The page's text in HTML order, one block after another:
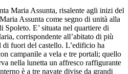
Maria Assunta, risalente agli inizi del
Assunta come segno di unità alla
Spoleto. E’ situata nel quartiere di
corrispondente all’abitato di più
di fuori del castello. L’edificio ha
campanile a vela e tre portali; quello
nella lunetta un affresco raffigurante
è a tre navate divise da grandi